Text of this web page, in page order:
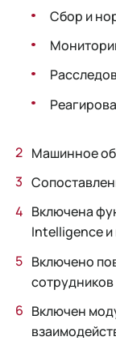
Сбор и
Машинное
Включена
Intelligence и
Включено
сотрудников
Включен